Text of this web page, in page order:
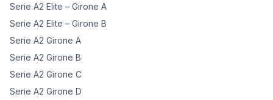
Serie A2 Elite – Girone A
Serie A2 Elite – Girone B
Serie A2 Girone A
Serie A2 Girone B
Serie A2 Girone C
Serie A2 Girone D